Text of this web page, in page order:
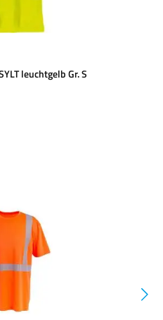
leuchtgelb Gr. S